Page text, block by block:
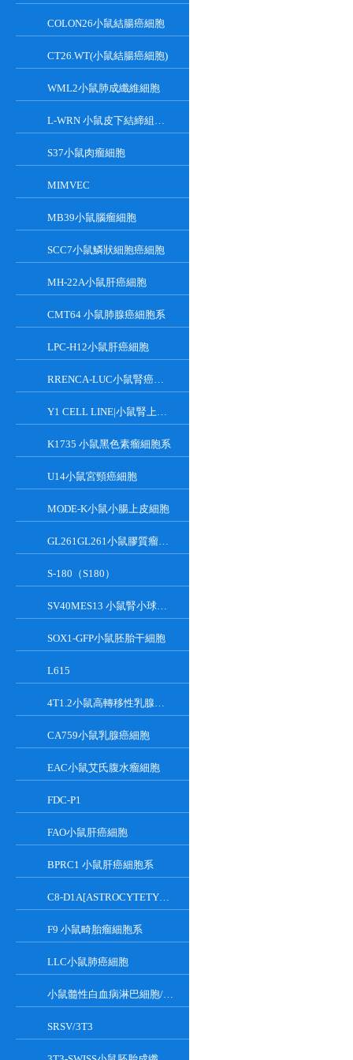
COLON26小鼠結腸癌細胞
CT26.WT(小鼠結腸癌細胞)
WML2小鼠肺成纖維細胞
L-WRN 小鼠皮下結締組織細胞系
S37小鼠肉瘤細胞
MIMVEC
MB39小鼠腦瘤細胞
SCC7小鼠鱗狀細胞癌細胞
MH-22A小鼠肝癌細胞
CMT64 小鼠肺腺癌細胞系
LPC-H12小鼠肝癌細胞
RRENCA-LUC小鼠腎癌細胞LUC轉染株
Y1 CELL LINE|小鼠腎上腺皮質瘤細胞
K1735 小鼠黑色素瘤細胞系
U14小鼠宮頸癌細胞
MODE-K小鼠小腸上皮細胞
GL261GL261小鼠膠質瘤細胞
S-180（S180）
SV40MES13 小鼠腎小球系膜細胞
SOX1-GFP小鼠胚胎干細胞
L615
4T1.2小鼠高轉移性乳腺癌細胞
CA759小鼠乳腺癌細胞
EAC小鼠艾氏腹水瘤細胞
FDC-P1
FAO小鼠肝癌細胞
BPRC1 小鼠肝癌細胞系
C8-D1A[ASTROCYTETYPEICLONE]小鼠小腦細胞
F9 小鼠畸胎瘤細胞系
LLC小鼠肺癌細胞
小鼠髓性白血病淋巴細胞/小鼠白血病G-CSF依賴性細胞
SRSV/3T3